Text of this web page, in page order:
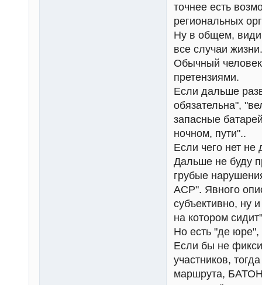
точнее есть
региональных
Ну в общем,
все случаи жизни.
Обычный
претензиями.
Если дальше
обязательна",
запасные
ночном, пути"..
Если чего нет не
Дальше не буду
грубые
ACP". Явного
субъективно, ну
на котором
Но есть "де юре",
Если бы не
участников,
маршрута,